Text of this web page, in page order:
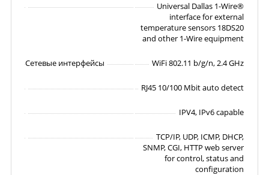
Universal Dallas 1-Wire®
interface for external
temperature sensors 18DS20
and other 1-Wire equipment
Сетевые интерфейсы WiFi 802.11 b/g/n, 2.4 GHz
RJ45 10/100 Mbit auto detect
IPV4, IPv6 capable
TCP/IP, UDP, ICMP, DHCP,
SNMP, CGI, HTTP web server
for control, status and
configuration